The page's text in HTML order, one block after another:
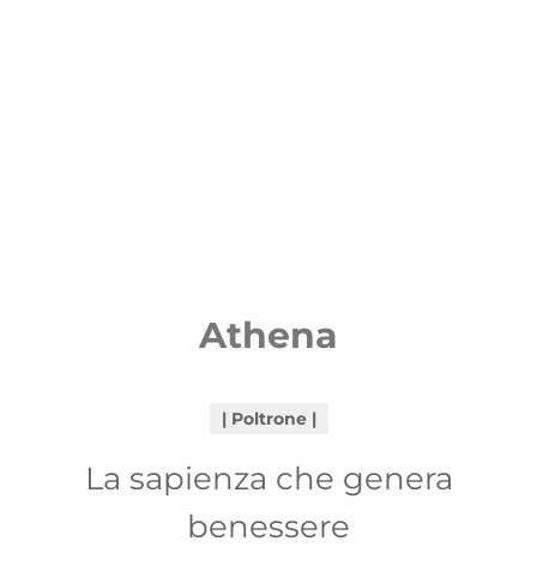
Athena
Poltrone
La sapienza che genera
benessere